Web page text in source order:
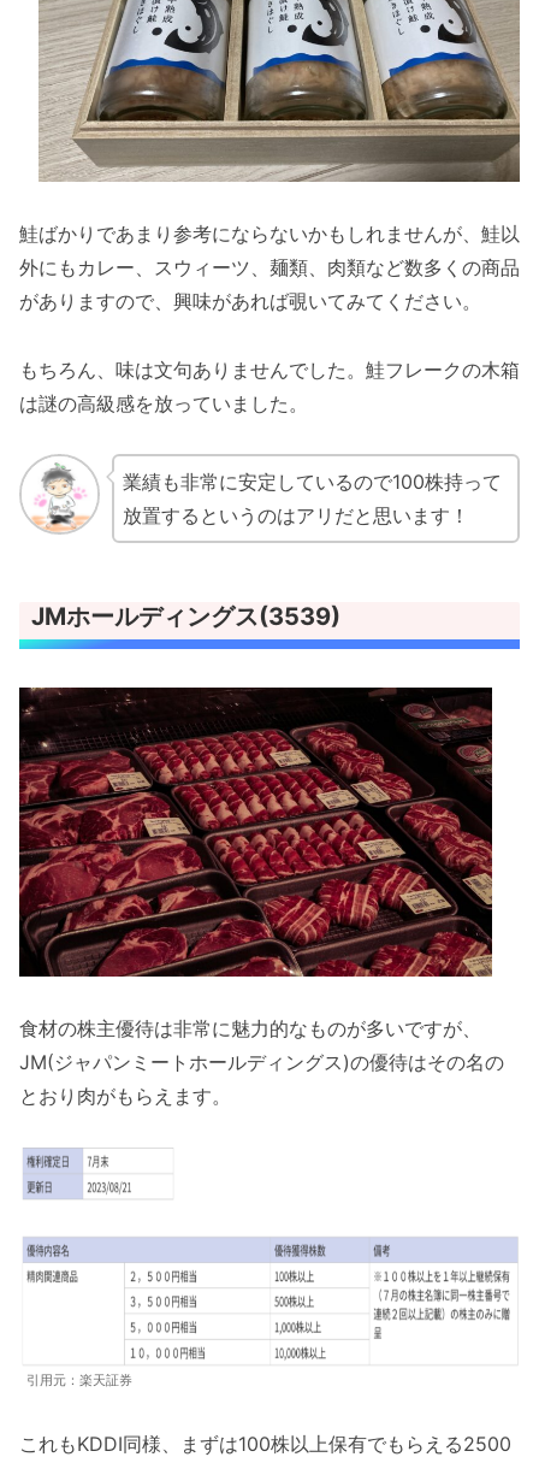
鮭ばかりであまり参考にならないかもしれませんが、鮭以
外にもカレー、スウィーツ、麺類、肉類など数多くの商品
がありますので、興味があれば覗いてみてください。
もちろん、味は文句ありませんでした。鮭フレークの木箱
は謎の高級感を放っていました。
業績も非常に安定しているので100株持って
放置するというのはアリだと思います！
JMホールディングス(3539)
食材の株主優待は非常に魅力的なものが多いですが、
JM(ジャパンミートホールディングス)の優待はその名の
とおり肉がもらえます。
引用元：楽天証券
これもKDDI同様、まずは100株以上保有でもらえる2500